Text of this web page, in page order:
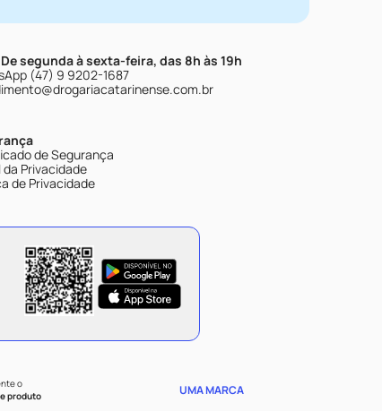
De segunda à sexta-feira, das 8h às 19h
(47) 9 9202-1687
de Segurança
da Privacidade
de Privacidade
o
produto
UMA MARCA